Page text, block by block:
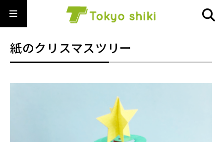
紙のクリスマスツリー